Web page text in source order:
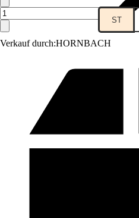
Verkauf durch:HORNBACH
ST